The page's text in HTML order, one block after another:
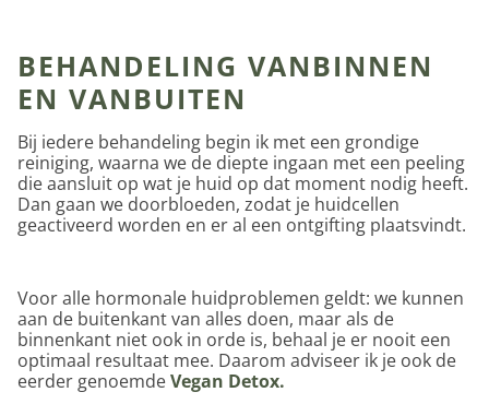
BEHANDELING VANBINNEN
EN VANBUITEN
Bij iedere behandeling begin ik met een grondige
reiniging, waarna we de diepte ingaan met een peeling
die aansluit op wat je huid op dat moment nodig heeft.
Dan gaan we doorbloeden, zodat je huidcellen
geactiveerd worden en er al een ontgifting plaatsvindt.
Voor alle hormonale huidproblemen geldt: we kunnen
aan de buitenkant van alles doen, maar als de
binnenkant niet ook in orde is, behaal je er nooit een
optimaal resultaat mee. Daarom adviseer ik je ook de
eerder genoemdeVegan Detox.